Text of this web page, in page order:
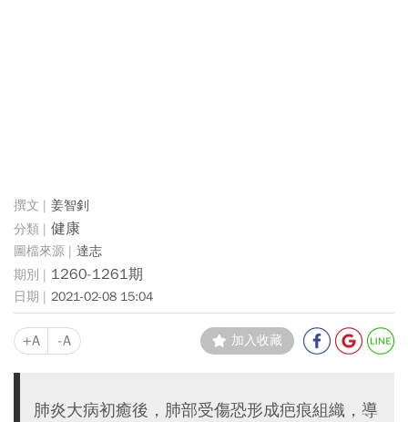
姜智釗
健康
達志
1260-1261期
2021-02-08 15:04
+A -A 加入收藏
肺炎大病初癒後，肺部受傷恐形成疤痕組織，導